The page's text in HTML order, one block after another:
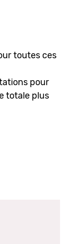
toutes ces
pour
totale plus